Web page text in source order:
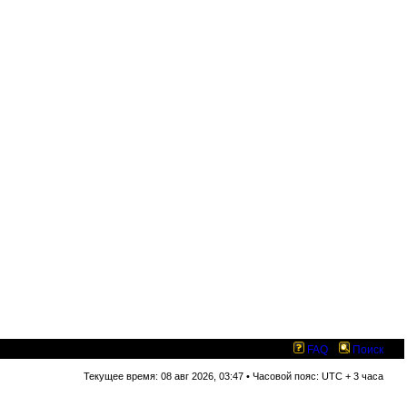
FAQ Поиск
Текущее время: 08 авг 2026, 03:47 • Часовой пояс: UTC + 3 часа